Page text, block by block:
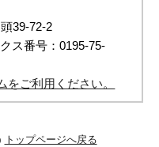
39-72-2
ス番号：0195-75-
ご利用ください。
トップページへ戻る